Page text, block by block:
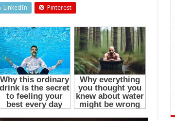
LinkedIn Pinterest